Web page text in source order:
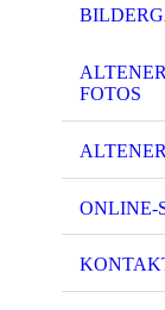
FOTOS
ONLINE-